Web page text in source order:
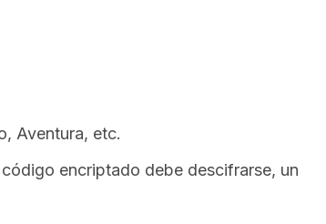
Aventura, etc.
encriptado debe descifrarse, un